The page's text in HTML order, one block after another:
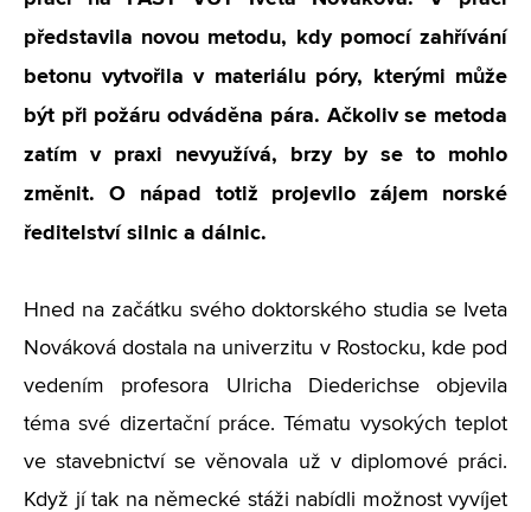
představila novou metodu, kdy pomocí zahřívání
betonu vytvořila v materiálu póry, kterými může
být při požáru odváděna pára. Ačkoliv se metoda
zatím v praxi nevyužívá, brzy by se to mohlo
změnit. O nápad totiž projevilo zájem norské
ředitelství silnic a dálnic.
Hned na začátku svého doktorského studia se Iveta
Nováková dostala na univerzitu v Rostocku, kde pod
vedením profesora Ulricha Diederichse objevila
téma své dizertační práce. Tématu vysokých teplot
ve stavebnictví se věnovala už v diplomové práci.
Když jí tak na německé stáži nabídli možnost vyvíjet